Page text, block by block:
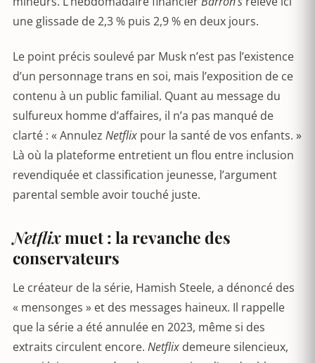
une glissade de 2,3 % puis 2,9 % en deux jours.
Le point précis soulevé par Musk n’est pas l’existence
d’un personnage trans en soi, mais l’exposition de ce
contenu à un public familial. Quant au message du
sulfureux homme d’affaires, il n’a pas manqué de
clarté : « Annulez Netflix pour la santé de vos enfants. »
Là où la plateforme entretient un flou entre inclusion
revendiquée et classification jeunesse, l’argument
parental semble avoir touché juste.
Netflixmuet : la revanche des
conservateurs
Le créateur de la série, Hamish Steele, a dénoncé des
« mensonges » et des messages haineux. Il rappelle
que la série a été annulée en 2023, même si des
extraits circulent encore. Netflix demeure silencieux,